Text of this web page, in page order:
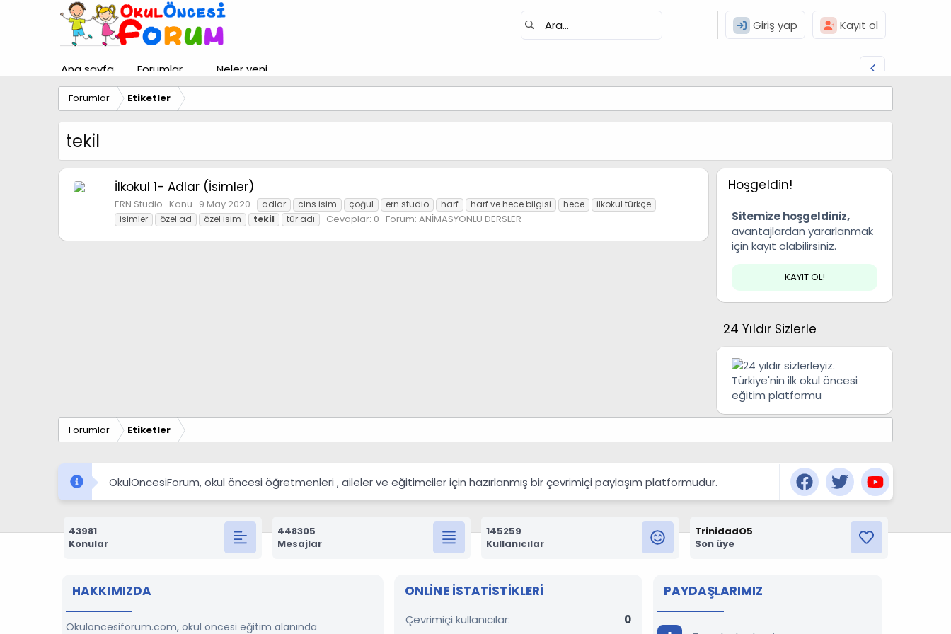
Giriş yap Kayıt ol
Ana sayfa Forumlar Neler yeni
Forumlar Etiketler
tekil
İlkokul 1- Adlar (İsimler)
ERN Studio Konu 9 May 2020 adlar cins isim çoğul ern studio harf harf ve hece bilgisi hece
ilkokul türkçe
isimler
özel ad özel isim tekil tür adı Cevaplar: 0 Forum: ANİMASYONLU DERSLER
Hoşgeldin!
Sitemize hoşgeldiniz,
avantajlardan yararlanmak
için kayıt olabilirsiniz.
KAYIT OL!
24 Yıldır Sizlerle
Forumlar Etiketler
OkulÖncesiForum, okul öncesi öğretmenleri , aileler ve eğitimciler için hazırlanmış bir çevrimiçi paylaşım platformudur.
43981
Konular
448305
Mesajlar
145259
Kullanıcılar
TrinidadO5
Son üye
HAKKIMIZDA
Okuloncesiforum.com, okul öncesi eğitim alanında
ONLINE ISTATISTIKLERI
Çevrimiçi kullanıcılar 0
PAYDAŞLARIMIZ